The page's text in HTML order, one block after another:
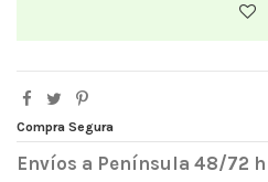
Compra Segura
Envíos a Península 48/72 h